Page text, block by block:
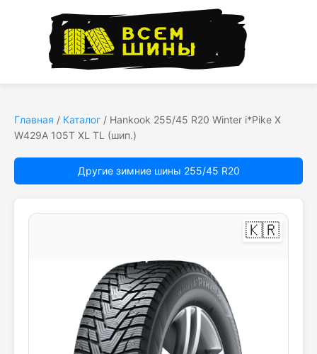
Главная / Каталог / Hankook 255/45 R20 Winter i*Pike X
W429A 105T XL TL (шип.)
Другие зимние шины 255/45 R20
🇰🇷